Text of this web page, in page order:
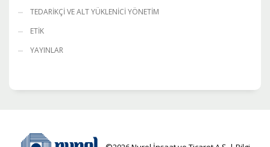
TEDARİKÇİ VE ALT YÜKLENİCİ YÖNETİM
ETİK
YAYINLAR